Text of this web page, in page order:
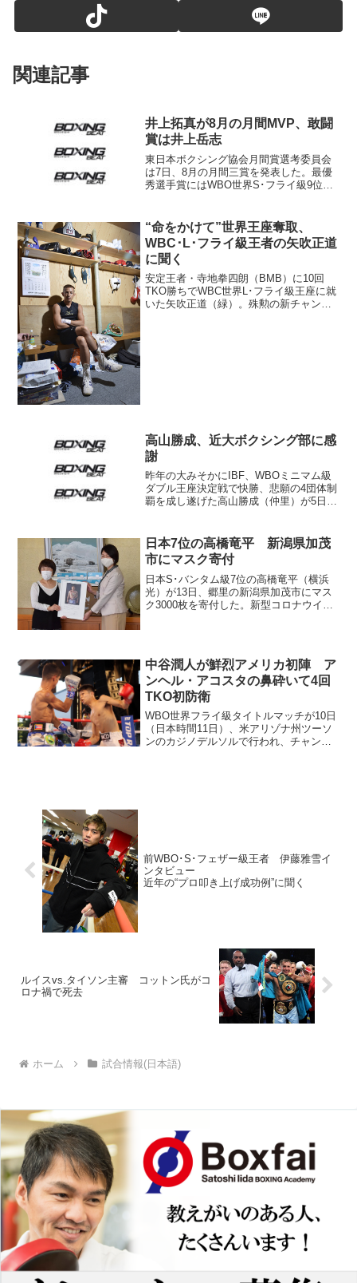
関連記事
井上拓真が8月の月間MVP、敢闘
賞は井上岳志
東日本ボクシング協会月間賞選考委員会
は7日、8月の月間三賞を発表した。最優
秀選手賞にはWBO世界S･フライ級9位に
イ級2位の久高寛之（仲里）とノンタイト
ル10回戦...
“命をかけて”世界王座奪取、
WBC･L･フライ級王者の矢吹正道
に聞く
安定王者・寺地拳四朗（BMB）に10回
TKO勝ちでWBC世界L･フライ級王座に就
いた矢吹正道（緑）。殊勲の新チャンピ
高山勝成、近大ボクシング部に感
謝
昨年の大みそかにIBF、WBOミニマム級
ダブル王座決定戦で快勝、悲願の4団体制
覇を成し遂げた高山勝成（仲里）が5日、
訪れ、感謝の言葉を述べた。 高山は大
みそかの試合前...
日本7位の高橋竜平 新潟県加茂
市にマスク寄付
日本S･バンタム級7位の高橋竜平（横浜
光）が13日、郷里の新潟県加茂市にマス
ク3000枚を寄付した。新型コロナウイル
クは高橋のフ...
中谷潤人が鮮烈アメリカ初陣 ア
ンヘル・アコスタの鼻砕いて4回
TKO初防衛
WBO世界フライ級タイトルマッチが10日
（日本時間11日）、米アリゾナ州ツーソ
ンのカジノデルソルで行われ、チャンピ
前WBO･S･フェザー級王者 伊藤雅雪イ
ンタビュー
近年の“プロ叩き上げ成功例”に聞く
ルイスvs.タイソン主審 コットン氏がコ
ロナ禍で死去
ホーム 試合情報(日本語)